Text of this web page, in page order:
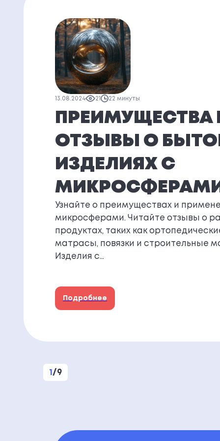
13.08.2024 21 22 минуты
ПРЕИМУЩЕСТВА
ОТЗЫВЫ О
ИЗДЕЛИЯХ С
МИКРОСФЕРАМИ
Узнайте о преимуществах и
микросферами. Читайте отзывы о
продуктах, таких как
матрасы, повязки и строительные
Изделия с…
Подробнее
1 / 9